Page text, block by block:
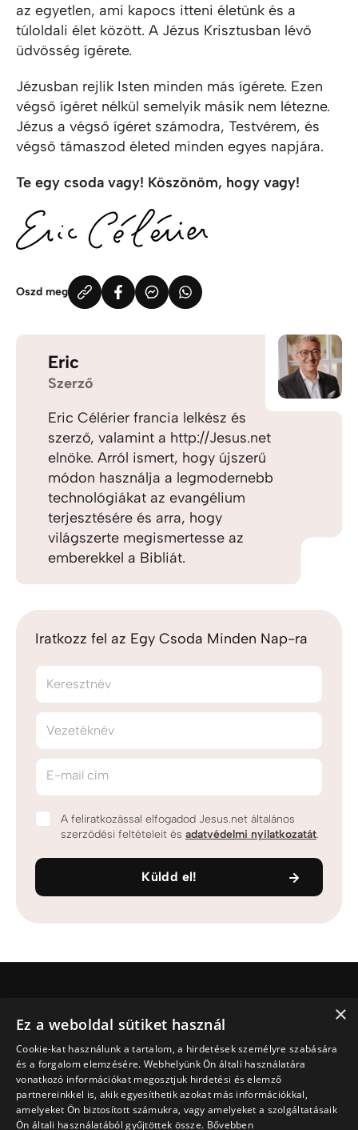
az egyetlen, ami kapocs itteni életünk és a
túloldali élet között. A Jézus Krisztusban lévő
üdvösség ígérete.
Jézusban rejlik Isten minden más ígérete. Ezen
végső ígéret nélkül semelyik másik nem létezne.
Jézus a végső ígéret számodra, Testvérem, és
végső támaszod életed minden egyes napjára.
Te egy csoda vagy! Köszönöm, hogy vagy!
Oszd meg
Eric
Szerző
Eric Célérier francia lelkész és
szerző, valamint a http://Jesus.net
elnöke. Arról ismert, hogy újszerű
módon használja a legmodernebb
technológiákat az evangélium
terjesztésére és arra, hogy
világszerte megismertesse az
emberekkel a Bibliát.
Iratkozz fel az Egy Csoda Minden Nap-ra
Keresztnév
Vezetéknév
E-mail cím
A feliratkozással elfogadod Jesus.net általános
szerződési feltételeit és adatvédelmi nyilatkozatát.
Küldd el!
Ki Jesus.net?
Jesus.net partnerei
Adakozni
Fedezd fel
Cikkek
×
Ez a weboldal sütiket használ
Cookie-kat használunk a tartalom, a hirdetések személyre szabására
és a forgalom elemzésére. Webhelyünk Ön általi használatára
vonatkozó információkat megosztjuk hirdetési és elemző
partnereinkkel is, akik egyesíthetik azokat más információkkal,
amelyeket Ön biztosított számukra, vagy amelyeket a szolgáltatásaik
Ön általi használatából gyűjtöttek össze. Bővebben